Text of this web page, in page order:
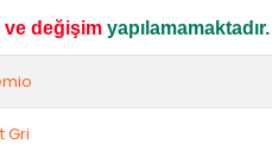
ve değişim yapılamamaktadır.
Gri